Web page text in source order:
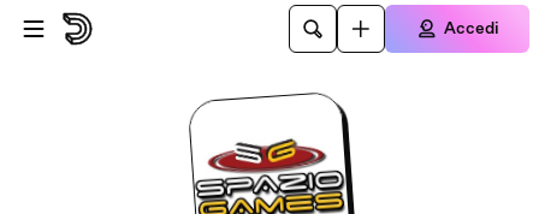
Passa al contenuto principale
Accedi